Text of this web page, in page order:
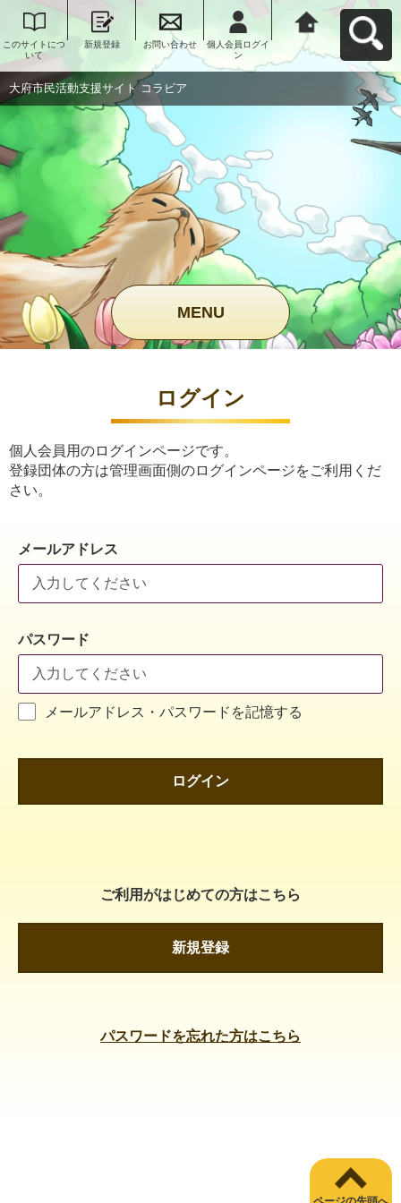
このサイトにつ
いて
新規登録 お問い合わせ
個人会員ログイ
ン
大府市民活動支
援サイト コラビ
アへ戻る
大府市民活動支援サイト コラビア
MENU
ログイン
個人会員用のログインページです。
登録団体の方は管理画面側のログインページをご利用くだ
さい。
メールアドレス
パスワード
メールアドレス・パスワードを記憶する
ログイン
ご利用がはじめての方はこちら
新規登録
パスワードを忘れた方はこちら